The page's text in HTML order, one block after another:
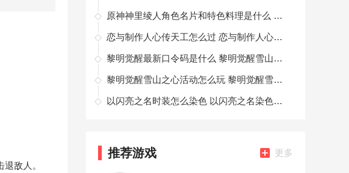
敌人。
原神神里绫人角色名片和特色料理是什么 原神神里绫人个性物品是一览
恋与制作人心传天工怎么过 恋与制作人心传天工活动攻略
黎明觉醒最新口令码是什么 黎明觉醒雪山口令码分享
黎明觉醒雪山之心活动怎么玩 黎明觉醒雪山之心活动介绍
以闪亮之名时装怎么染色 以闪亮之名染色最新攻略
推荐游戏 更多